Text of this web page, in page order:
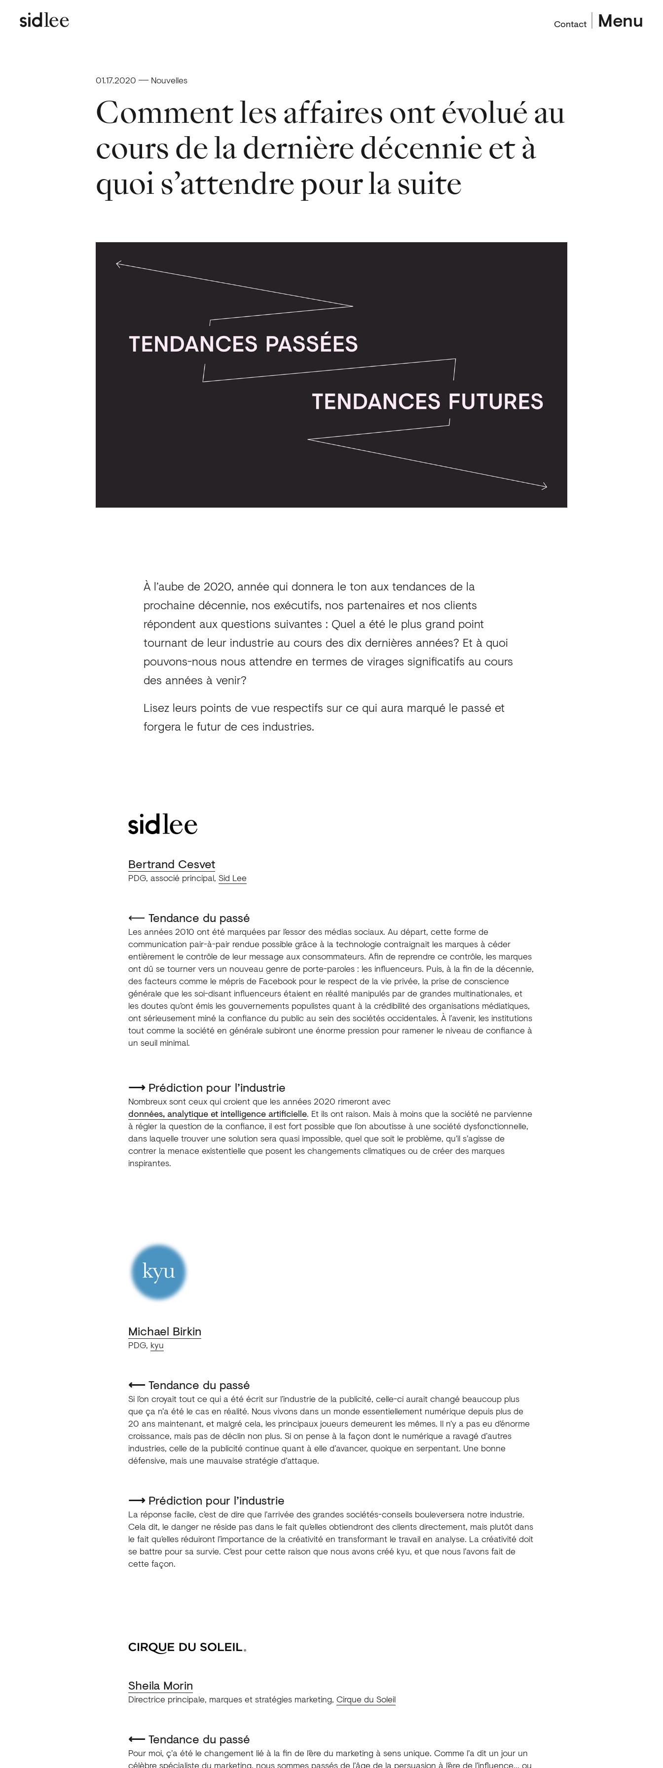
Contact Menu
01.17.2020 Nouvelles
Comment les affaires ont évolué au
cours de la dernière décennie et à
quoi s’attendre pour la suite
À l’aube de 2020, année qui donnera le ton aux tendances de la
prochaine décennie, nos exécutifs, nos partenaires et nos clients
répondent aux questions suivantes : Quel a été le plus grand point
tournant de leur industrie au cours des dix dernières années? Et à quoi
pouvons-nous nous attendre en termes de virages significatifs au cours
des années à venir?
Lisez leurs points de vue respectifs sur ce qui aura marqué le passé et
forgera le futur de ces industries.
Bertrand Cesvet
PDG, associé principal,Sid Lee
⟵ Tendance du passé
Les années 2010 ont été marquées par l’essor des médias sociaux. Au départ, cette forme de
communication pair-à-pair rendue possible grâce à la technologie contraignait les marques à céder
entièrement le contrôle de leur message aux consommateurs. Afin de reprendre ce contrôle, les marques
ont dû se tourner vers un nouveau genre de porte-paroles : les influenceurs. Puis, à la fin de la décennie,
des facteurs comme le mépris de Facebook pour le respect de la vie privée, la prise de conscience
générale que les soi-disant influenceurs étaient en réalité manipulés par de grandes multinationales, et
les doutes qu’ont émis les gouvernements populistes quant à la crédibilité des organisations médiatiques,
ont sérieusement miné la confiance du public au sein des sociétés occidentales. À l’avenir, les institutions
tout comme la société en générale subiront une énorme pression pour ramener le niveau de confiance à
un seuil minimal.
⟶ Prédiction pour l’industrie
Nombreux sont ceux qui croient que les années 2020 rimeront avec
données, analytique et intelligence artificielle. Et ils ont raison. Mais à moins que la société ne parvienne
à régler la question de la confiance, il est fort possible que l’on aboutisse à une société dysfonctionnelle,
dans laquelle trouver une solution sera quasi impossible, quel que soit le problème, qu’il s’agisse de
contrer la menace existentielle que posent les changements climatiques ou de créer des marques
inspirantes.
Michael Birkin
PDG, kyu
⟵Tendance du passé
Si l’on croyait tout ce qui a été écrit sur l’industrie de la publicité, celle-ci aurait changé beaucoup plus
que ça n’a été le cas en réalité. Nous vivons dans un monde essentiellement numérique depuis plus de
20 ans maintenant, et malgré cela, les principaux joueurs demeurent les mêmes. Il n’y a pas eu d’énorme
croissance, mais pas de déclin non plus. Si on pense à la façon dont le numérique a ravagé d’autres
industries, celle de la publicité continue quant à elle d’avancer, quoique en serpentant. Une bonne
défensive, mais une mauvaise stratégie d’attaque.
⟶ Prédiction pour l’industrie
La réponse facile, c’est de dire que l’arrivée des grandes sociétés-conseils bouleversera notre industrie.
Cela dit, le danger ne réside pas dans le fait qu’elles obtiendront des clients directement, mais plutôt dans
le fait qu’elles réduiront l’importance de la créativité en transformant le travail en analyse. La créativité doit
se battre pour sa survie. C’est pour cette raison que nous avons créé kyu, et que nous l’avons fait de
cette façon.
Sheila Morin
Directrice principale, marques et stratégies marketing,Cirque du Soleil
⟵Tendance du passé
Pour moi, ç’a été le changement lié à la fin de l’ère du marketing à sens unique. Comme l’a dit un jour un
célèbre spécialiste du marketing, nous sommes passés de l’âge de la persuasion à l’ère de l’influence... ou